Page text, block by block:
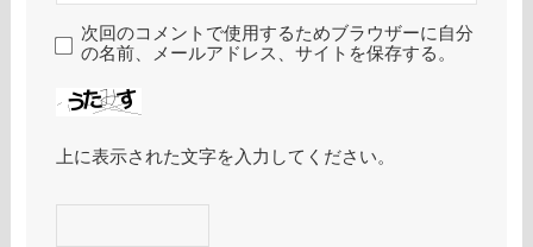
次回のコメントで使用するためブラウザーに自分
の名前、メールアドレス、サイトを保存する。
上に表示された文字を入力してください。